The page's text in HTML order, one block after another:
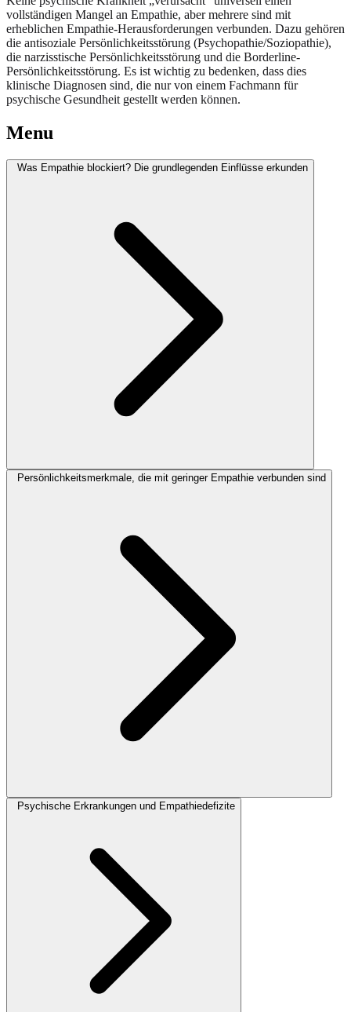
vollständigen Mangel an Empathie, aber mehrere sind mit
erheblichen Empathie-Herausforderungen verbunden. Dazu gehören
die antisoziale Persönlichkeitsstörung (Psychopathie/Soziopathie),
die narzisstische Persönlichkeitsstörung und die Borderline-
Persönlichkeitsstörung. Es ist wichtig zu bedenken, dass dies
klinische Diagnosen sind, die nur von einem Fachmann für
psychische Gesundheit gestellt werden können.
Menu
Was Empathie blockiert? Die grundlegenden Einflüsse erkunden
Persönlichkeitsmerkmale, die mit geringer Empathie verbunden sind
Psychische Erkrankungen und Empathiedefizite